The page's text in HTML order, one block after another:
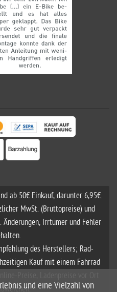
ab 50€ Einkauf, darunter 6,95€.
MwSt. (Bruttopreise) und
Irrtümer und Fehler
des Herstellers; Rad-
Kauf mit einem Fahrrad
und eine Vielzahl von